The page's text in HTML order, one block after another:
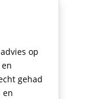
op
gehad
en